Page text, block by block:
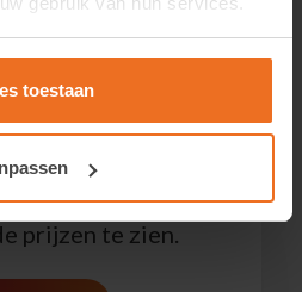
toestaan
prijzen te zien.